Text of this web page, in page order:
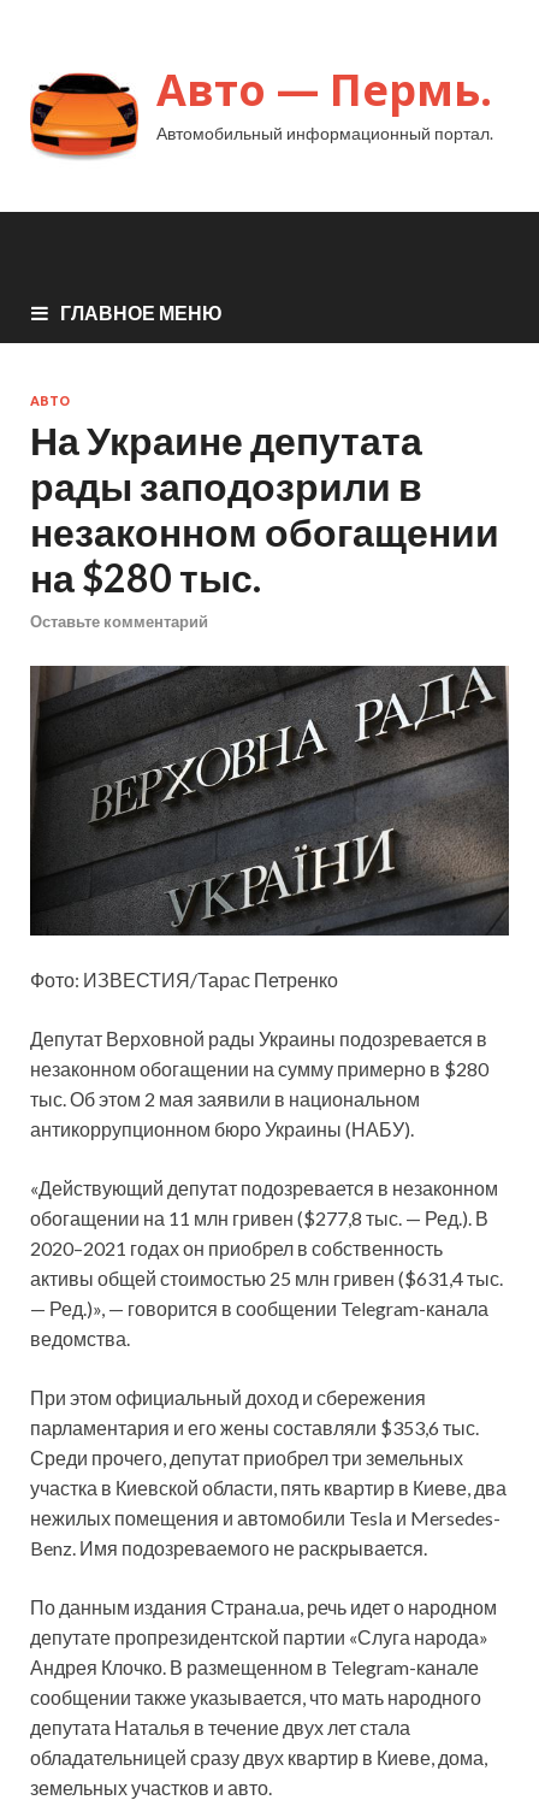
Авто — Пермь.
Автомобильный информационный портал.
ГЛАВНОЕ МЕНЮ
АВТО
На Украине депутата
рады заподозрили в
незаконном обогащении
на $280 тыс.
Оставьте комментарий
Фото: ИЗВЕСТИЯ/Тарас Петренко
Депутат Верховной рады Украины подозревается в
незаконном обогащении на сумму примерно в $280
тыс. Об этом 2 мая заявили в национальном
антикоррупционном бюро Украины (НАБУ).
«Действующий депутат подозревается в незаконном
обогащении на 11 млн гривен ($277,8 тыс. — Ред.). В
2020–2021 годах он приобрел в собственность
активы общей стоимостью 25 млн гривен ($631,4 тыс.
— Ред.)», — говорится в сообщении Telegram-канала
ведомства.
При этом официальный доход и сбережения
парламентария и его жены составляли $353,6 тыс.
Среди прочего, депутат приобрел три земельных
участка в Киевской области, пять квартир в Киеве, два
нежилых помещения и автомобили Tesla и Mersedes-
Benz. Имя подозреваемого не раскрывается.
По данным издания Страна.ua, речь идет о народном
депутате пропрезидентской партии «Слуга народа»
Андрея Клочко. В размещенном в Telegram-канале
сообщении также указывается, что мать народного
депутата Наталья в течение двух лет стала
обладательницей сразу двух квартир в Киеве, дома,
земельных участков и авто.